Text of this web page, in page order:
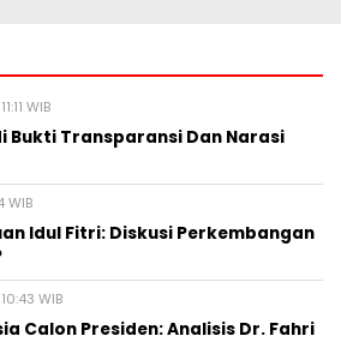
WIB
Bukti Transparansi Dan Narasi
WIB
Idul Fitri: Diskusi Perkembangan
WIB
Calon Presiden: Analisis Dr. Fahri